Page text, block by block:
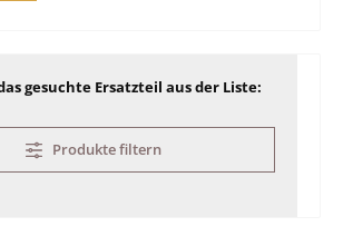
gesuchte Ersatzteil aus der Liste:
Produkte filtern